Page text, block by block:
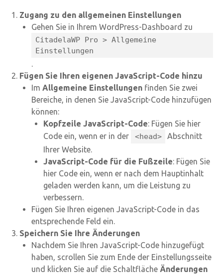
Zugang zu den allgemeinen Einstellungen
Gehen Sie in Ihrem WordPress-Dashboard zu
CitadelaWP Pro > Allgemeine
Einstellungen
Fügen Sie Ihren eigenen JavaScript-Code hinzu
Im Allgemeine Einstellungen finden Sie zwei
Bereiche, in denen Sie JavaScript-Code hinzufügen
können:
Kopfzeile JavaScript-Code: Fügen Sie hier
Code ein, wenn er in der
<head>
Abschnitt
Ihrer Website.
JavaScript-Code für die Fußzeile: Fügen Sie
hier Code ein, wenn er nach dem Hauptinhalt
geladen werden kann, um die Leistung zu
verbessern.
Fügen Sie Ihren eigenen JavaScript-Code in das
entsprechende Feld ein.
Speichern Sie Ihre Änderungen
Nachdem Sie Ihren JavaScript-Code hinzugefügt
haben, scrollen Sie zum Ende der Einstellungsseite
und klicken Sie auf die Schaltfläche Änderungen